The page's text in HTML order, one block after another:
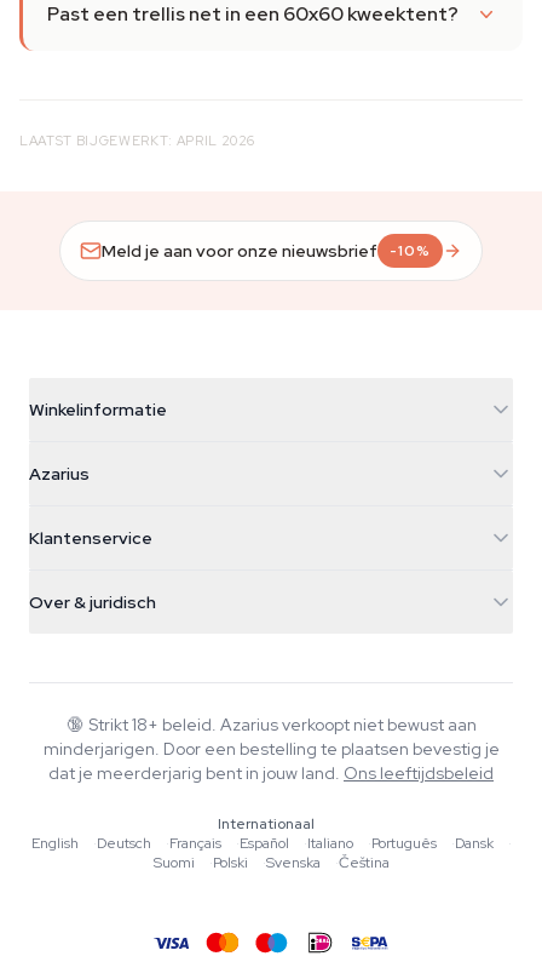
Past een trellis net in een 60x60 kweektent?
LAATST BIJGEWERKT: APRIL 2026
Meld je aan voor onze nieuwsbrief -10%
Winkelinformatie
Galvaniweg 11
Nederland
+31(0)204897914
Azarius
Smokeshop
Klantenservice
Retourbeleid
Veelgestelde vragen
Privacybeleid
Over & juridisch
Wiki
Muziek
Redactionele normen
Tools & Calculators
🔞 Strikt 18+ beleid. Azarius verkoopt niet bewust aan
minderjarigen. Door een bestelling te plaatsen bevestig je
dat je meerderjarig bent in jouw land. Ons leeftijdsbeleid
Internationaal
English
·Deutsch ·Français ·Español ·Italiano ·Português ·Dansk
·
Suomi
·Polski ·Svenska ·Čeština